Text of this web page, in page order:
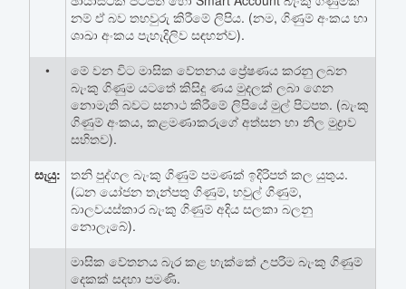
නම් ඒ බව තහවුරු කිරීමේ ලිපිය. (නම, ගිණුම් අංකය හා
ශාඛා අංකය පැහැදිලිව සඳහන්ව).
•
මේ වන විට මාසික වේතනය ප්‍රේෂණය කරනු ලබන
බැංකු ගිණුම යටතේ කිසිදු ණය මුදලක් ලබා ගෙන
නොමැති බවට සනාථ කිරීමේ ලිපියේ මුල් පිටපත. (බැංකු
ගිණුම් අංකය, කළමණාකරුගේ අත්සන හා නිල මුද්‍රාව
සහිතව).
සැයු:
තනි පුද්ගල බැංකු ගිණුම් පමණක් ඉදිරිපත් කල යුතුය.
(ධන යෝජන තැන්පතු ගිණුම්, හවුල් ගිණුම්,
බාලවයස්කාර බැංකු ගිණුම් අදිය සලකා බලනු
නොලැබේ).
මාසික වේතනය බැර කළ හැක්කේ උපරිම බැංකු ගිණුම්
දෙකක් සදහා පමණි.